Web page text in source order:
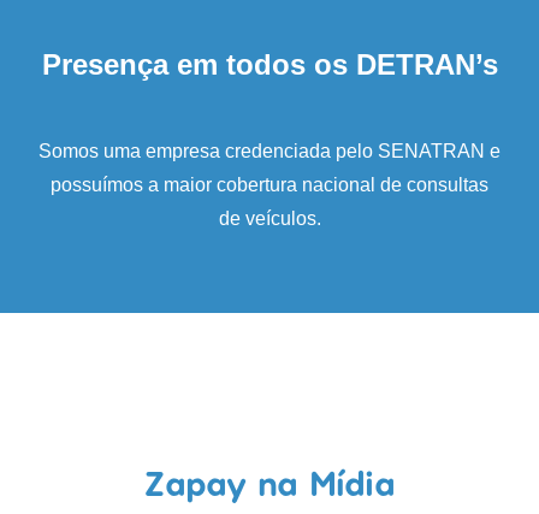
Presença em todos os DETRAN’s
Somos uma empresa credenciada pelo SENATRAN e
possuímos a maior cobertura nacional de consultas
de veículos.
Zapay na Mídia